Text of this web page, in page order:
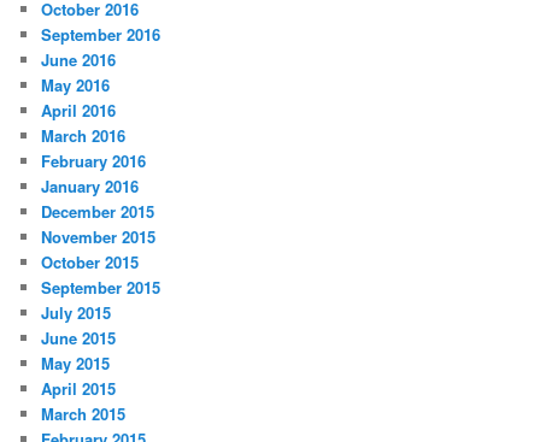
October 2016
September 2016
June 2016
May 2016
April 2016
March 2016
February 2016
January 2016
December 2015
November 2015
October 2015
September 2015
July 2015
June 2015
May 2015
April 2015
March 2015